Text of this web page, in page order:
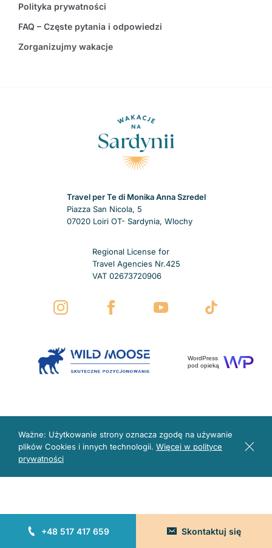
+48 517 417 659 Skontaktuj się
Polityka prywatności
FAQ – Częste pytania i odpowiedzi
Zorganizujmy wakacje
Travel per Te di Monika Anna Szredel
Piazza San Nicola, 5
07020 Loiri OT- Sardynia, Wlochy
Regional License for
Travel Agencies Nr.425
VAT 02673720906
WordPress
pod opieką
Ważne: Użytkowanie strony oznacza zgodę na używanie
plików Cookies i innych technologii. Więcej w polityce
prywatności